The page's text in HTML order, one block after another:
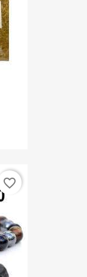
favorite_border